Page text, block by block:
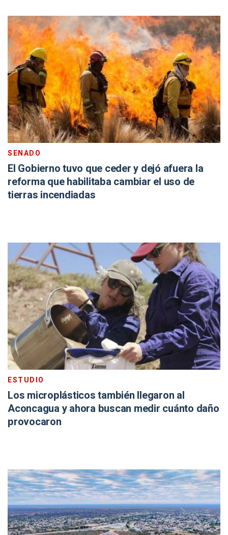
SENADO
El Gobierno tuvo que ceder y dejó afuera la
reforma que habilitaba cambiar el uso de
tierras incendiadas
ESTUDIO
Los microplásticos también llegaron al
Aconcagua y ahora buscan medir cuánto daño
provocaron